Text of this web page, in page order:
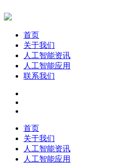
首页
关于我们
人工智能资讯
人工智能应用
联系我们
首页
关于我们
人工智能资讯
人工智能应用